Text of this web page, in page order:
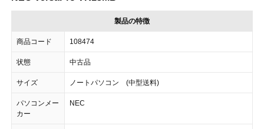
製品の特徴
商品コード 108474
状態 中古品
サイズ ノートパソコン (中型送料)
パソコンメー
カー
NEC